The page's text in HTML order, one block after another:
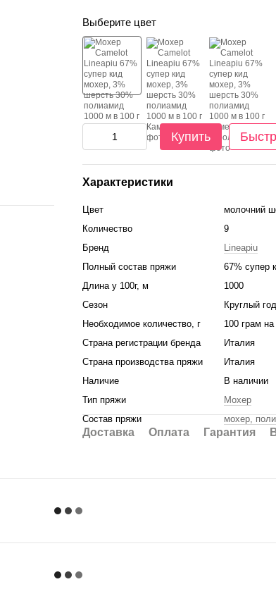
Выберите цвет
Купить
Характеристики
Цвет
молочний
Количество
9
Бренд
Lineapiu
Полный состав пряжи
67% супер
Длина у 100г, м
1000
Сезон
Круглый год
Необходимое количество, г
100 грам
Страна регистрации бренда
Италия
Страна производства пряжи
Италия
Наличие
В наличии
Тип пряжи
Мохер
Состав пряжи
мохер,
Доставка Оплата Гарантия